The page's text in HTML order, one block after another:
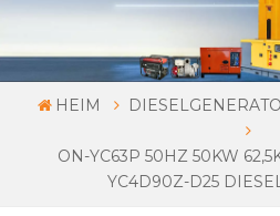
HEIM
ON-YC63P 50HZ 50KW
YC4D90Z-D25